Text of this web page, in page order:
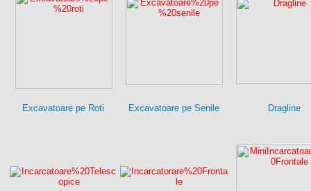
Excavatoare pe Roti Excavatoare pe Senile Dragline